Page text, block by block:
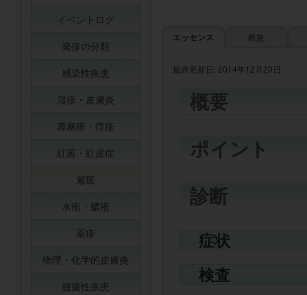
エッセンス 救急
最終更新日: 2014年12月20日
概要
ポイント
診断
症状
検査
イベントログ
発疹の分類
感染性疾患
湿疹・皮膚炎
蕁麻疹・痒疹
紅斑・紅皮症
紫斑
水疱・膿疱
薬疹
物理・化学的皮膚炎
腫瘍性疾患